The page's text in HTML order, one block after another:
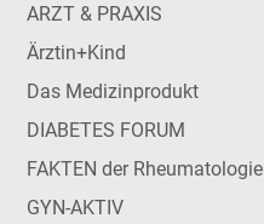
ARZT & PRAXIS
Ärztin+Kind
Das Medizinprodukt
DIABETES FORUM
FAKTEN der Rheumatologie
GYN-AKTIV